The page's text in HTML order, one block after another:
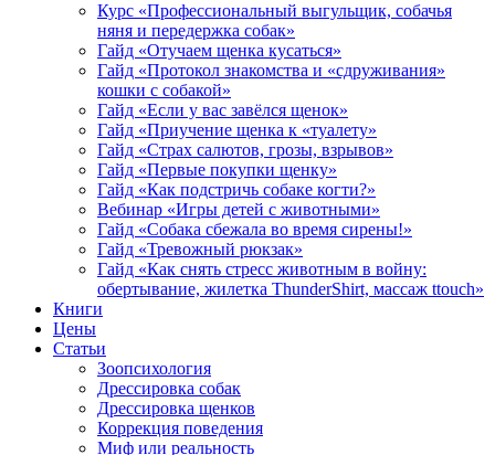
Курс «Профессиональный выгульщик, собачья
няня и передержка собак»
Гайд «Отучаем щенка кусаться»
Гайд «Протокол знакомства и «сдруживания»
кошки с собакой»
Гайд «Если у вас завёлся щенок»
Гайд «Приучение щенка к «туалету»
Гайд «Страх салютов, грозы, взрывов»
Гайд «Первые покупки щенку»
Гайд «Как подстричь собаке когти?»
Вебинар «Игры детей с животными»
Гайд «Собака сбежала во время сирены!»
Гайд «Тревожный рюкзак»
Гайд «Как снять стресс животным в войну:
обертывание, жилетка ThunderShirt, массаж ttouch»
Книги
Цены
Статьи
Зоопсихология
Дрессировка собак
Дрессировка щенков
Коррекция поведения
Миф или реальность